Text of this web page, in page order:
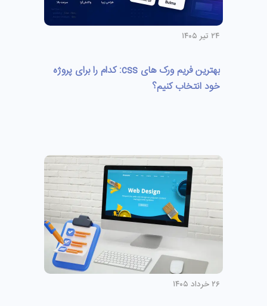
۲۴ تیر ۱۴۰۵
بهترین فریم ورک های css: کدام را برای پروژه
خود انتخاب کنیم؟
۲۶ خرداد ۱۴۰۵